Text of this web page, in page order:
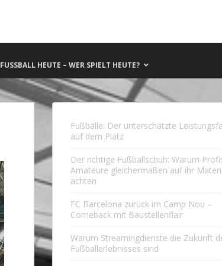
FUSSBALL HEUTE – WER SPIELT HEUTE?
Fußbälle: Der unterschätzte
auf dem Platz
Der richtige Fußballschuh: Warum
Amateure gleichermaßen auf ihr
achten
FC Barcelona zurück im Camp Nou –
Comeback mit Baustellenflair
Warum Streamingdienste die Zukunft
Fußballerlebnisses sind